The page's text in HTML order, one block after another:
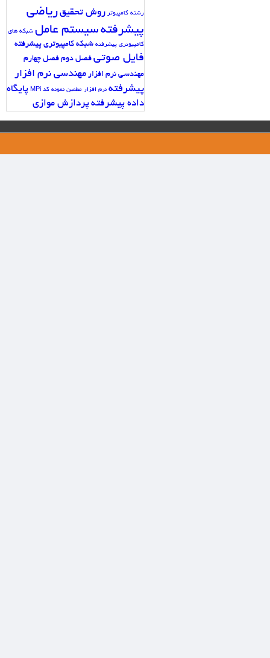
رشته کامپیوتر روش تحقیقریاضی
پیشرفتهسیستم عامل شبکه های
کامپیوتری پیشرفته شبکه کامپیوتری پیشرفته
فایل صوتی فصل دوم فصل چهارم
مهندسی نرم افزار مهندسی نرم افزار
پیشرفته نرم افزار مطمین نمونه کد MPi
پایگاه
داده پیشرفتهپردازش موازی